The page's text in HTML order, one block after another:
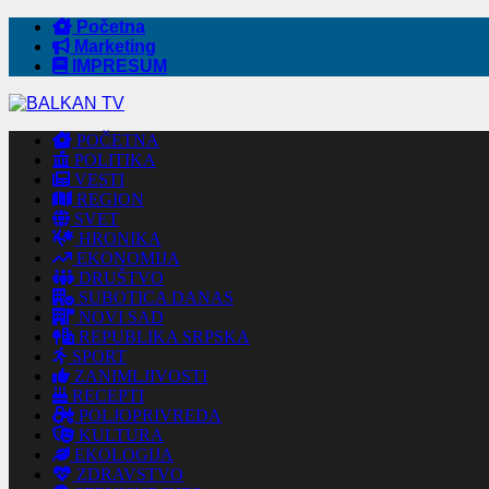
Početna
Marketing
IMPRESUM
POČETNA
POLITIKA
VESTI
REGION
SVET
HRONIKA
EKONOMIJA
DRUŠTVO
SUBOTICA DANAS
NOVI SAD
REPUBLIKA SRPSKA
SPORT
ZANIMLJIVOSTI
RECEPTI
POLJOPRIVREDA
KULTURA
EKOLOGIJA
ZDRAVSTVO